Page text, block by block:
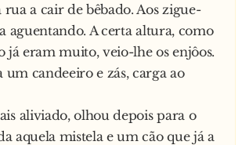
quero que ele veja como fica
não sai com amigas, não
vai ao salão tratar do cabelo
Maria, and I have no brothers
o Miguelito todo contente.
responde:
a cair de bêbado. Aos zigue-
aguentando. A certa altura, como
já eram muito, veio-lhe os enjôos.
um candeeiro e zás, carga ao
aliviado, olhou depois para o
aquela mistela e um cão que já a